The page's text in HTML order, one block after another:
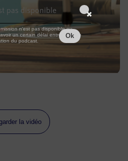
la vidéo
pas disponible
n'est pas disponible ou
un certain délai entre la fin de
du podcast.
Ok